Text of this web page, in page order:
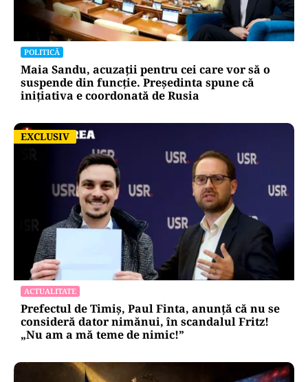
POLITICĂ
Maia Sandu, acuzații pentru cei care vor să o
suspende din funcție. Președinta spune că
inițiativa e coordonată de Rusia
EXCLUSIV
EXCLUSIV
ACTUALITATE
Prefectul de Timiș, Paul Finta, anunță că nu se
consideră dator nimănui, în scandalul Fritz!
„Nu am a mă teme de nimic!”